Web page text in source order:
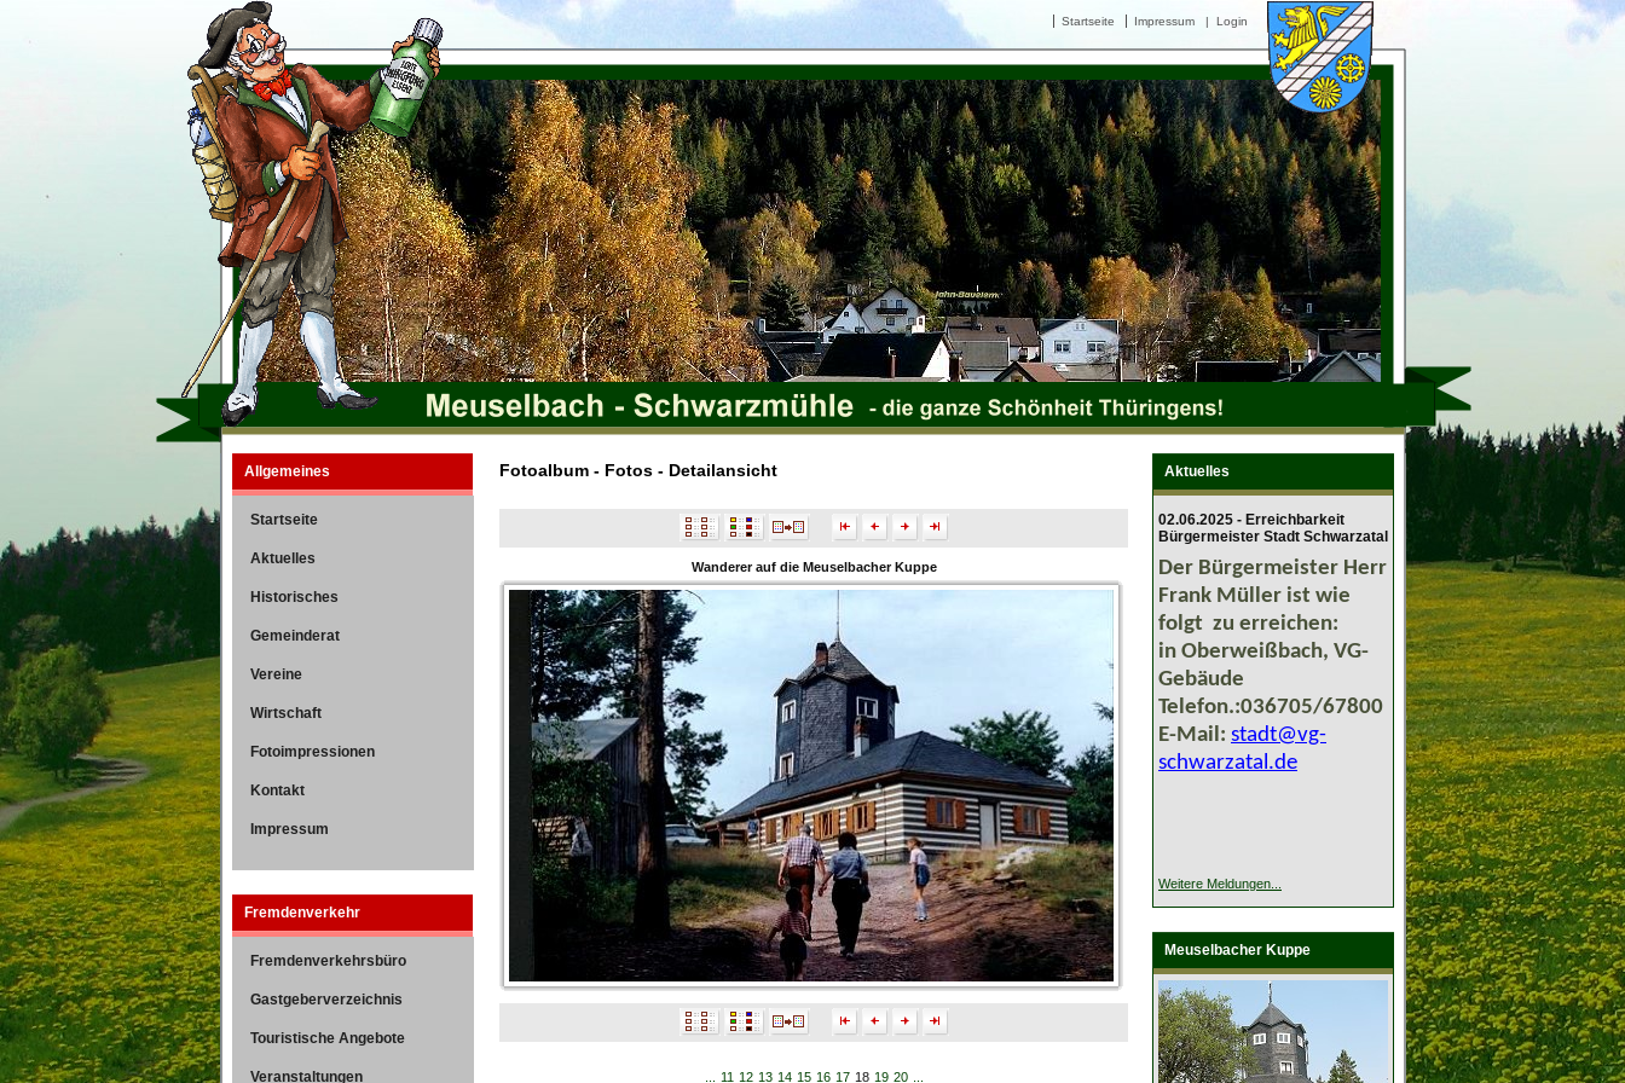
Startseite Impressum | Login
Fotoalbum - Fotos - Detailansicht
Wanderer auf die Meuselbacher Kuppe
11 12 13 14 15 16 17 18 19 20
Aktuelles
02.06.2025 - Erreichbarkeit
Bürgermeister Stadt Schwarzatal
Der Bürgermeister Herr
Frank Müller ist wie
folgt zu erreichen:
in Oberweißbach, VG-
Gebäude
Telefon.:036705/67800
E-Mail: stadt@vg-
schwarzatal.de
Weitere Meldungen...
Meuselbacher Kuppe
Allgemeines
Startseite
Aktuelles
Historisches
Gemeinderat
Vereine
Wirtschaft
Fotoimpressionen
Kontakt
Impressum
Fremdenverkehr
Fremdenverkehrsbüro
Gastgeberverzeichnis
Touristische Angebote
Veranstaltungen